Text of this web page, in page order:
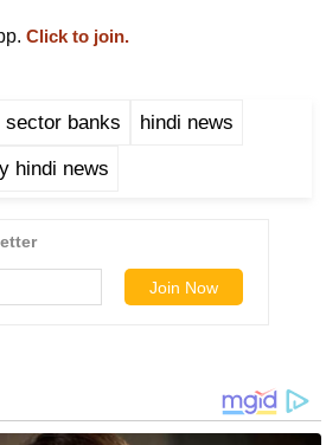
Click to join.
sector banks hindi news
hindi news